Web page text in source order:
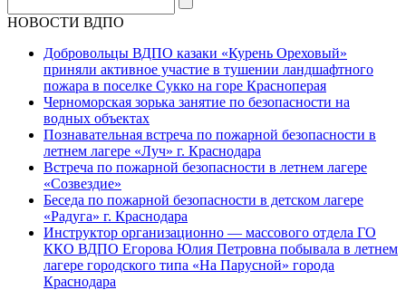
НОВОСТИ ВДПО
Добровольцы ВДПО казаки «Курень Ореховый»
приняли активное участие в тушении ландшафтного
пожара в поселке Сукко на горе Красноперая
Черноморская зорька занятие по безопасности на
водных объектах
Познавательная встреча по пожарной безопасности в
летнем лагере «Луч» г. Краснодара
Встреча по пожарной безопасности в летнем лагере
«Созвездие»
Беседа по пожарной безопасности в детском лагере
«Радуга» г. Краснодара
Инструктор организационно — массового отдела ГО
ККО ВДПО Егорова Юлия Петровна побывала в летнем
лагере городского типа «На Парусной» города
Краснодара